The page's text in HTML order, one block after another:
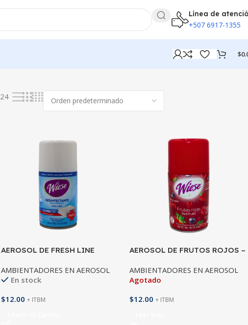
Línea de
+507 6917-1355
$
24
AEROSOL DE FRESH LINE
AMBIENTADORES EN AEROSOL
En stock
$12.00 + ITBM
AEROSOL DE FRUTOS ROJOS –
AMBIENTADORES EN AEROSOL
Agotado
$12.00 + ITBM